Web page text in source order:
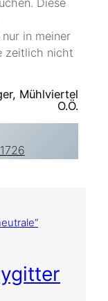
in meiner
zeitlich nicht
Mühlviertel
O.Ö.